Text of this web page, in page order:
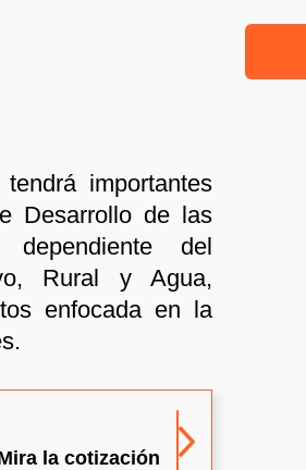
importantes
Desarrollo de las
dependiente del
Rural y Agua,
enfocada en la
la cotización